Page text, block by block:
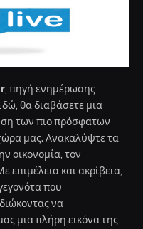
, πηγή ενημέρωσης
θα διαβάσετε μια
των πιο πρόσφατων
μας. Ανακαλύψτε τα
οικονομία, τον
επιμέλεια και ακρίβεια,
που
να
μια πλήρη εικόνα της